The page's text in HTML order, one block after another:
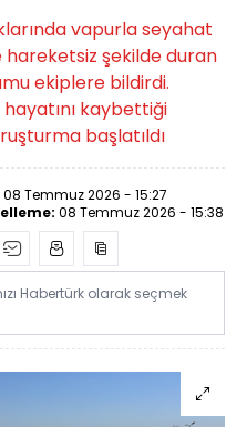
vapurla seyahat
şekilde duran
ekiplere bildirdi.
hayatını kaybettiği
başlatıldı
08 Temmuz 2026 - 15:27
08 Temmuz 2026 - 15:38
Habertürk olarak seçmek